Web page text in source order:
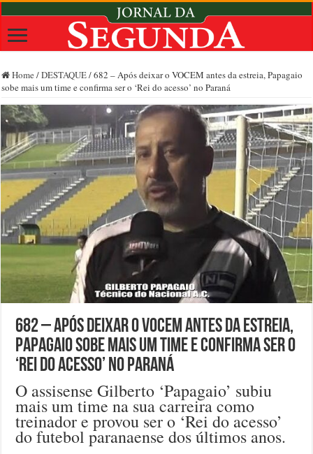
Home /DESTAQUE/682 – Após deixar o VOCEM antes da estreia, Papagaio
sobe mais um time e confirma ser o ‘Rei do acesso’ no Paraná
682 – Após deixar o VOCEM antes da estreia,
Papagaio sobe mais um time e confirma ser o
‘Rei do acesso’ no Paraná
O assisense Gilberto ‘Papagaio’ subiu
mais um time na sua carreira como
treinador e provou ser o ‘Rei do acesso’
do futebol paranaense dos últimos anos.